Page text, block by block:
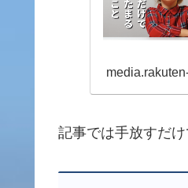
記事では手放すだ